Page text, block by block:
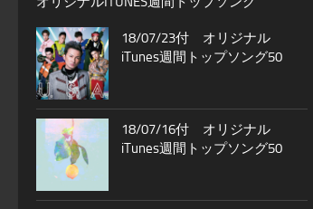
18/07/23付 オリジナル
iTunes週間トップソング50
18/07/16付 オリジナル
iTunes週間トップソング50